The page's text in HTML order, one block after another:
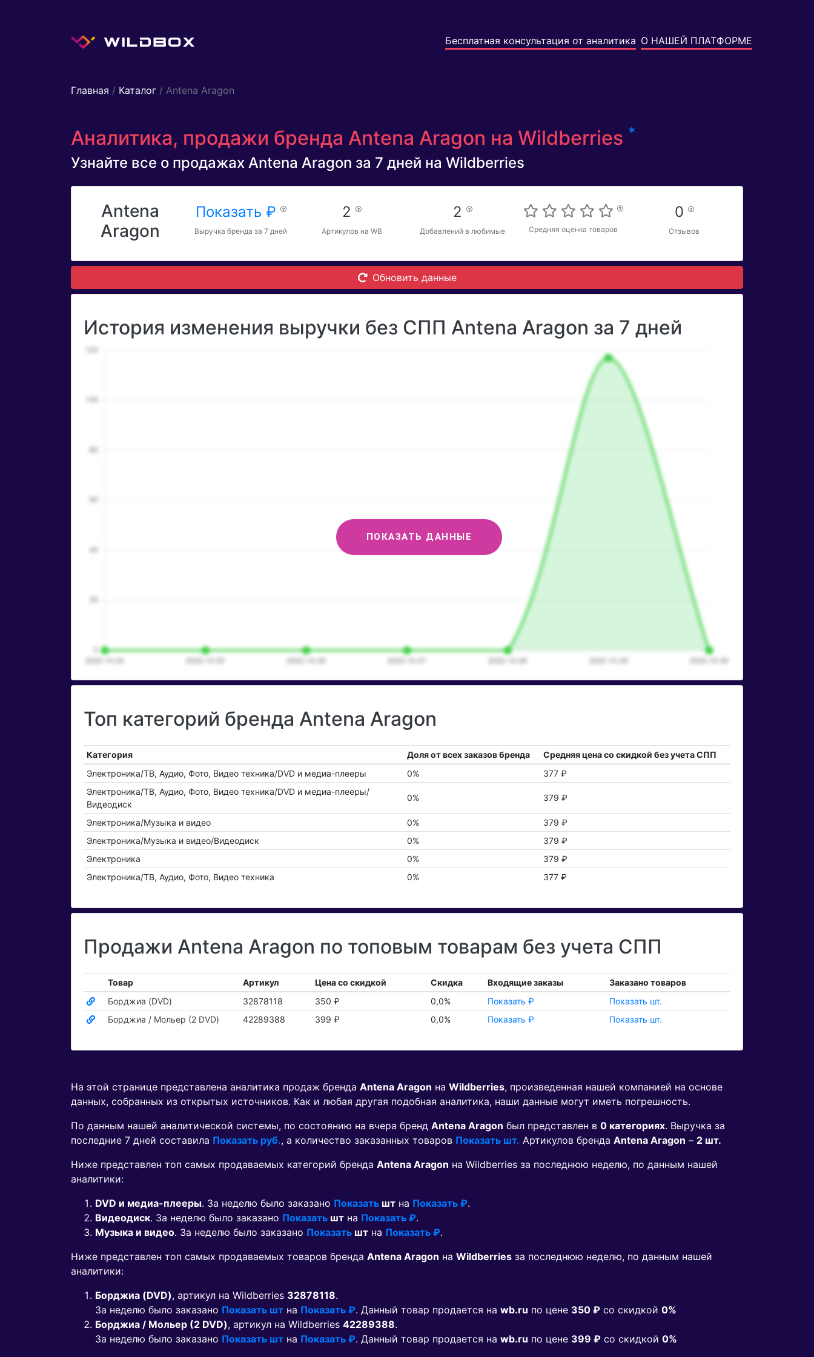
Бесплатная консультация от аналитика О НАШЕЙ ПЛАТФОРМЕ
Главная / Каталог / Antena Aragon
Аналитика, продажи бренда Antena Aragon на Wildberries *
Узнайте все о продажах Antena Aragon за 7 дней на Wildberries
Antena
Aragon
Показать ₽
Выручка бренда за 7 дней
2
Артикулов на WB
2
Добавлений в любимые Средняя оценка товаров
0
Отзывов
Обновить данные
История изменения выручки без СПП Antena Aragon за 7 дней
ПОКАЗАТЬ ДАННЫЕ
Топ категорий бренда Antena Aragon
Категория Доля от всех заказов бренда
Средняя цена со скидкой без учета СПП
Электроника/ТВ, Аудио, Фото, Видео техника/DVD и медиа-плееры
0%
377 ₽
Электроника/ТВ, Аудио, Фото, Видео техника/DVD и медиа-плееры/
Видеодиск
0% 379 ₽
Электроника/Музыка и видео 0%
379 ₽
Электроника/Музыка и видео/Видеодиск
0%
379 ₽
Электроника
0%
379 ₽
Электроника/ТВ, Аудио, Фото, Видео техника
0% 377 ₽
Продажи Antena Aragon по топовым товарам без учета СПП
Товар Артикул Цена со скидкой Скидка Входящие заказы
Заказано товаров
Борджиа (DVD)
32878118 350 ₽ 0,0% Показать ₽
Показать шт.
Борджиа / Мольер (2 DVD)
42289388 399 ₽ 0,0% Показать ₽ Показать шт.
На этой странице представлена аналитика продаж бренда Antena Aragon на Wildberries, произведенная нашей компанией на основе
данных, собранных из открытых источников. Как и любая другая подобная аналитика, наши данные могут иметь погрешность.
По данным нашей аналитической системы, по состоянию на вчера бренд Antena Aragon был представлен в 0 категориях. Выручка за
последние 7 дней составила Показать руб., а количество заказанных товаров Показать шт. Артикулов бренда Antena Aragon – 2 шт.
Ниже представлен топ самых продаваемых категорий бренда Antena Aragon на Wildberries за последнюю неделю, по данным нашей
аналитики:
DVD и медиа-плееры. За неделю было заказано Показать шт на Показать ₽.
Видеодиск. За неделю было заказано Показать шт на Показать ₽.
Музыка и видео. За неделю было заказано Показать шт на Показать ₽.
Ниже представлен топ самых продаваемых товаров бренда Antena Aragon на Wildberries за последнюю неделю, по данным нашей
аналитики:
Борджиа (DVD), артикул на Wildberries 32878118.
За неделю было заказано Показать шт на Показать ₽. Данный товар продается на wb.ru по цене 350 ₽ co скидкой 0%
Борджиа / Мольер (2 DVD), артикул на Wildberries 42289388.
За неделю было заказано Показать шт на Показать ₽. Данный товар продается на wb.ru по цене 399 ₽ co скидкой 0%